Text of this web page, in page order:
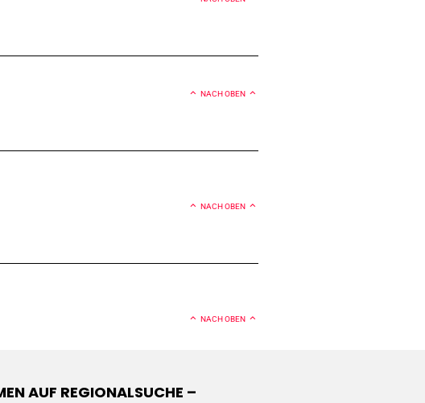
NACH OBEN
NACH OBEN
NACH OBEN
AUF REGIONALSUCHE –